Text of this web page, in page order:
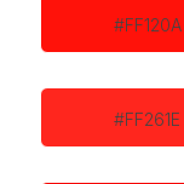
#FF120A
#FF261E